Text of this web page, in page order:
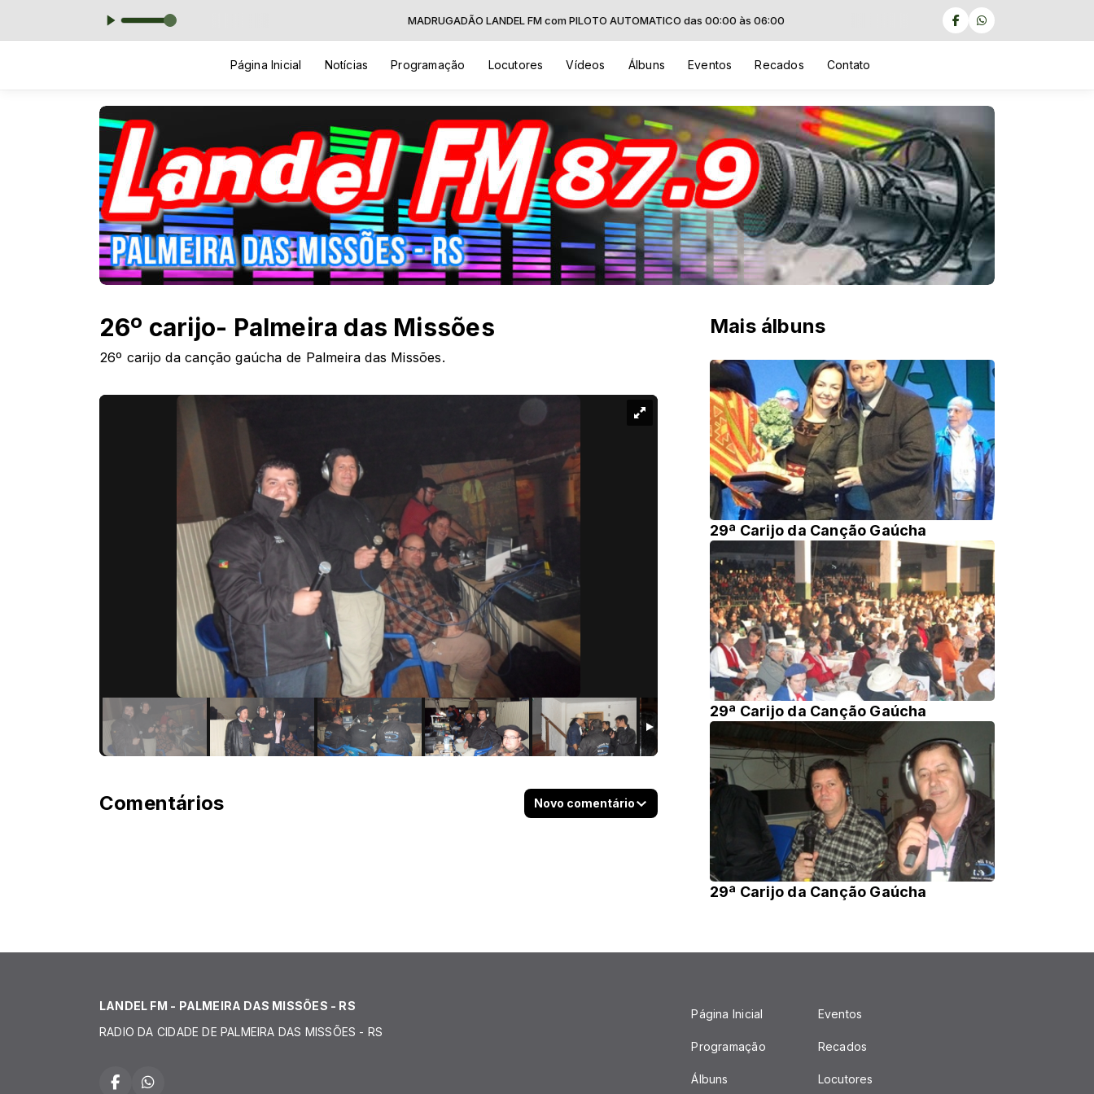
MADRUGADÃO LANDEL FM com PILOTO AUTOMATICO das 00:00 às 06:00
Página Inicial Notícias Programação Locutores Vídeos Álbuns Eventos Recados Contato
26º carijo- Palmeira das Missões
26º carijo da canção gaúcha de Palmeira das Missões.
Mais álbuns
29ª Carijo da Canção Gaúcha
29ª Carijo da Canção Gaúcha
29ª Carijo da Canção Gaúcha
Comentários Novo comentário
LANDEL FM - PALMEIRA DAS MISSÕES - RS
RADIO DA CIDADE DE PALMEIRA DAS MISSÕES - RS
Página Inicial
Programação
Álbuns
Eventos
Recados
Locutores